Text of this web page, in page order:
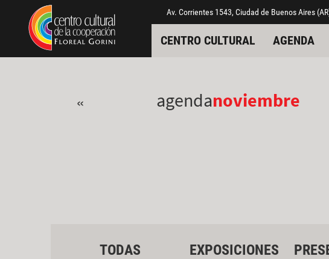
Pasar al contenido principal
Jump to main content Av. Corrientes 1543, Ciudad de Buenos Aires
CENTRO CULTURAL AGENDA
« agendanoviembre
TODAS EXPOSICIONES